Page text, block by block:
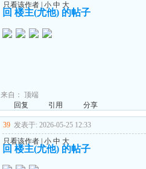
只看该作者 小 中 大
回 楼主(尤他) 的帖子
来自： 顶端
回复
引用 分享
39 发表于: 2026-05-25 12:33
只看该作者 小 中 大
回 楼主(尤他) 的帖子